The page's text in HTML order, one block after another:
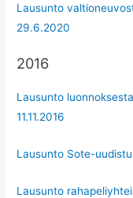
Lausunto
29.6.2020
2016
Lausunto
11.11.2016
Lausunto Sote-
Lausunto